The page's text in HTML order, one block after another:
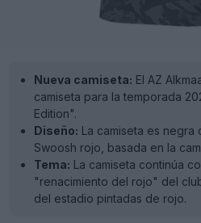
Nueva camiseta: El AZ
camiseta para la temporada
Edition".
Diseño: La camiseta es negra
Swoosh rojo, basada en la
Tema: La camiseta continúa
"renacimiento del rojo" del
del estadio pintadas de rojo.